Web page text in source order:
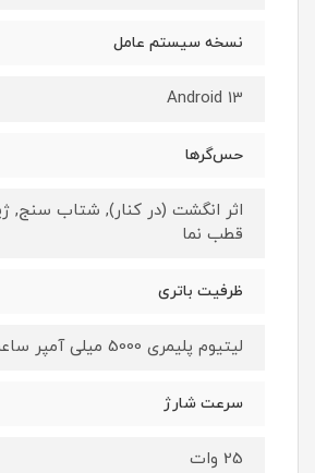
نسخه سیستم عامل
Android 13
حس‌گرها
اثر انگشت (در کنار), شتاب سنج,
قطب نما
ظرفیت باتری
لیتیوم پلیمری 5000 میلی آمپر ساعت
سرعت شارژ
25 وات